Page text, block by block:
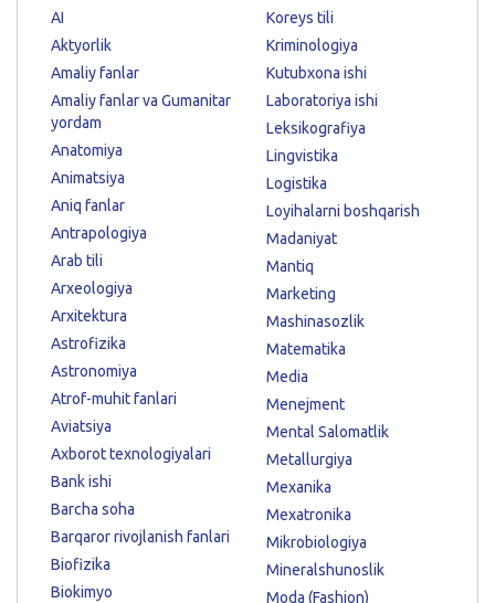
AI
Aktyorlik
Amaliy fanlar
Amaliy fanlar va Gumanitar
yordam
Anatomiya
Animatsiya
Aniq fanlar
Antrapologiya
Arab tili
Arxeologiya
Arxitektura
Astrofizika
Astronomiya
Atrof-muhit fanlari
Aviatsiya
Axborot texnologiyalari
Bank ishi
Barcha soha
Barqaror rivojlanish fanlari
Biofizika
Biokimyo
Koreys tili
Kriminologiya
Kutubxona ishi
Laboratoriya ishi
Leksikografiya
Lingvistika
Logistika
Loyihalarni boshqarish
Madaniyat
Mantiq
Marketing
Mashinasozlik
Matematika
Media
Menejment
Mental Salomatlik
Metallurgiya
Mexanika
Mexatronika
Mikrobiologiya
Mineralshunoslik
Moda (Fashion)